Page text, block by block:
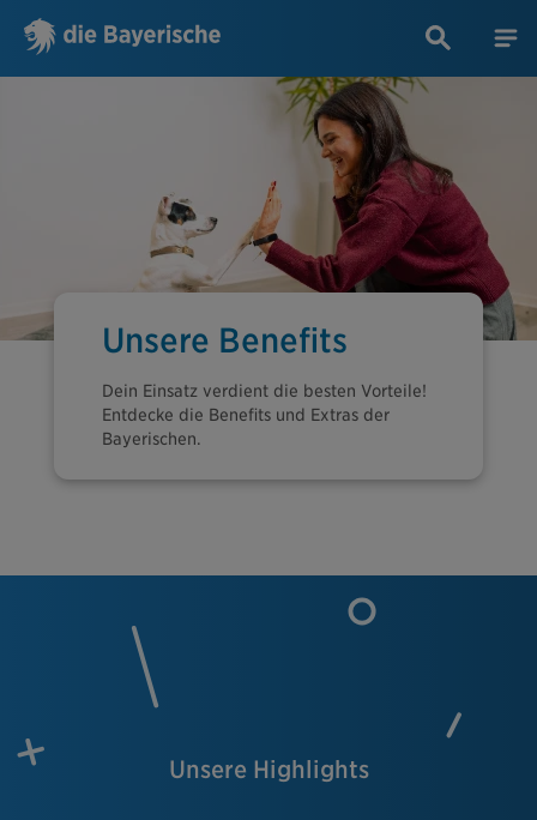
Unsere Benefits
Dein Einsatz verdient die besten Vorteile!
Entdecke die Benefits und Extras der
Bayerischen.
Unsere Highlights